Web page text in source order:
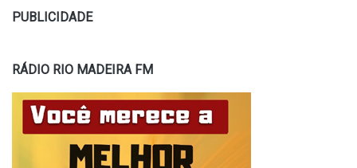
PUBLICIDADE
RÁDIO RIO MADEIRA FM